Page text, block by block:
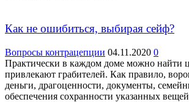
Как не ошибиться, выбирая сейф?
Вопросы контрацепции 04.11.2020 0
Практически в каждом доме можно найти
привлекают грабителей. Как правило,
деньги, драгоценности, документы,
обеспечения сохранности указанных